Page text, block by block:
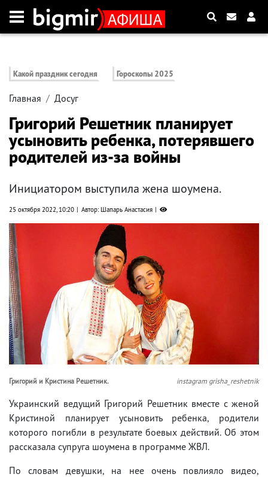
Какой праздник сегодня Гороскопы 2025
Главная Досуг
Григорий Решетник планирует
усыновить ребенка, потерявшего
родителей из-за войны
Инициатором выступила жена шоумена.
25 октября 2022, 10:20 Автор: Шапарь Анастасия
Григорий и Кристина Решетник. instagram grisha_reshetnik
Украинский ведущий Григорий Решетник вместе с женой
Кристиной планирует усыновить ребенка, родители
которого погибли в результате боевых действий. Об этом
рассказала супруга шоумена в программе ЖВЛ.
По словам девушки, на нее очень повлияло видео,